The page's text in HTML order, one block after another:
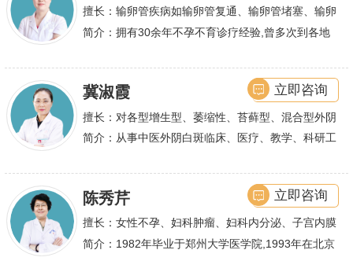
不孕及子宫性不孕、多囊卵巢等都有丰富诊疗经验
擅长：输卵管疾病如输卵管复通、输卵管堵塞、输卵
管积水、输卵管粘连；盆腔粘连、宫腔粘连、多囊卵
简介：拥有30余年不孕不育诊疗经验,曾多次到各地
冀淑霞
擅长：对各型增生型、萎缩性、苔藓型、混合型外阴
白斑的诊治
简介：从事中医外阴白斑临床、医疗、教学、科研工
立即咨询
陈秀芹
擅长：女性不孕、妇科肿瘤、妇科内分泌、子宫内膜
异位症、多囊卵巢等疾病的诊治,宫腹腔镜手术,盆底
简介：1982年毕业于郑州大学医学院,1993年在北京
立即咨询